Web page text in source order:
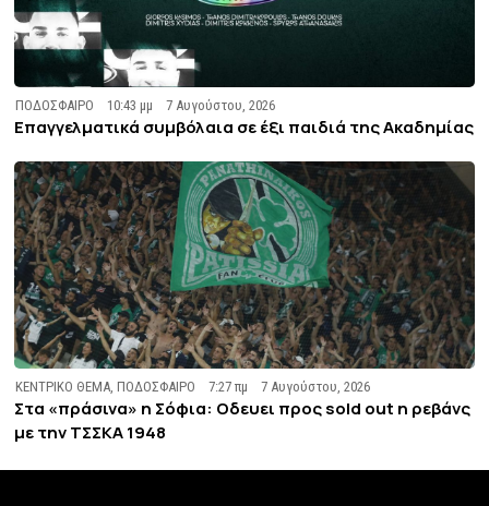
ΠΟΔΟΣΦΑΙΡΟ 10:43 μμ 7 Αυγούστου, 2026
Επαγγελματικά συμβόλαια σε έξι παιδιά της Ακαδημίας
ΚΕΝΤΡΙΚΟ ΘΕΜΑ ,ΠΟΔΟΣΦΑΙΡΟ 7:27 πμ 7 Αυγούστου, 2026
Στα «πράσινα» η Σόφια: Οδευει προς sold out η ρεβάνς
με την ΤΣΣΚΑ 1948